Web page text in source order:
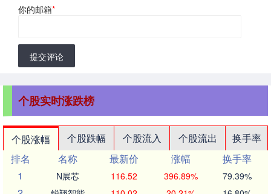
你的邮箱*
提交评论
个股实时涨跌榜
个股涨幅 个股跌幅 个股流入 个股流出
换手率
排名
名称 最新价 涨幅
换手率
1
N展芯 116.52 396.89% 79.39%